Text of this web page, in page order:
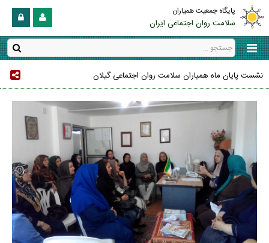
پایگاه جمعیت همیاران
سلامت روان اجتماعی ایران
نشست پایان ماه همیاران سلامت روان اجتماعی گیلان